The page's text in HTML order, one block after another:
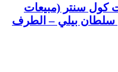
سنتر (مبيعات
سلطان بيلي – الطرف